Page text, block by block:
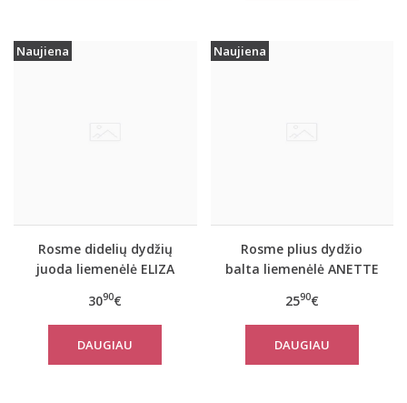
Naujiena
Rosme didelių dydžių
juoda liemenėlė ELIZA
3090€
DAUGIAU
Naujiena
Rosme plius dydžio
balta liemenėlė ANETTE
2590€
DAUGIAU